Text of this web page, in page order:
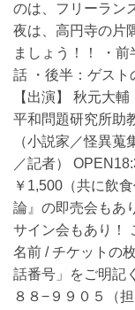
のは、フリーラン
夜は、高円寺の片
ましょう！！ ・
話 ・後半：ゲス
【出演】 秋元大
平和問題研究所助
（小説家／怪異
／記者）
￥1,500（共に飲
論』の即売会もあ
サイン会もあり！
名前 / チケットの
話番号」をご明記
８８−９９０５（担